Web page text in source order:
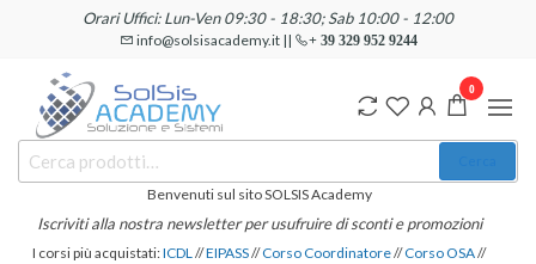
contenuto
Orari Uffici: Lun-Ven 09:30 - 18:30; Sab 10:00 - 12:00
info@solsisacademy.it || + 39 329 952 9244
SOLSIS
Academy
Corsi e
Certificazioni
Linguistiche
Benvenuti sul sito SOLSIS Academy
Iscriviti alla nostra newsletter per usufruire di sconti e promozioni
I corsi più acquistati:ICDL//EIPASS//Corso Coordinatore//Corso OSA//
0